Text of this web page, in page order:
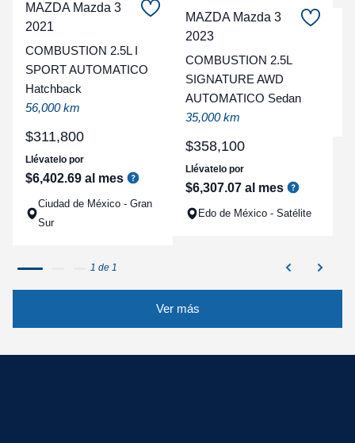
MAZDA Mazda 3
2021
COMBUSTION 2.5L I
SPORT AUTOMATICO
Hatchback
56,000 km
$311,800
Llévatelo por
$6,402.69 al mes
Ciudad de México - Gran
Sur
MAZDA Mazda 3
2023
COMBUSTION 2.5L
SIGNATURE AWD
AUTOMATICO Sedan
35,000 km
$358,100
Llévatelo por
$6,307.07 al mes
Edo de México - Satélite
1 de 1
Ver más